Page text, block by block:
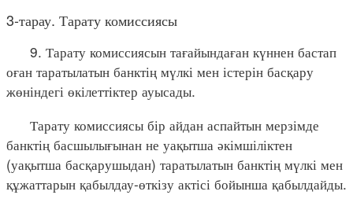
3-тарау. Тарату комиссиясы
9. Тарату комиссиясын тағайындаған күннен бастап
оған таратылатын банктің мүлкі мен істерін басқару
жөніндегі өкілеттіктер ауысады.
Тарату комиссиясы бір айдан аспайтын мерзімде
банктің басшылығынан не уақытша әкімшіліктен
(уақытша басқарушыдан) таратылатын банктің мүлкі мен
құжаттарын қабылдау-өткізу актісі бойынша қабылдайды.